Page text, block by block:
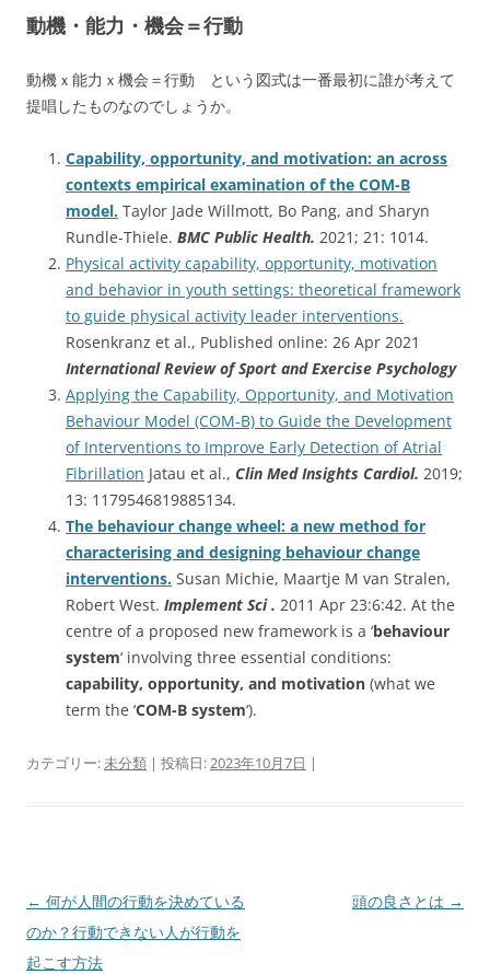
動機・能力・機会＝行動
動機ｘ能力ｘ機会＝行動 という図式は一番最初に誰が考えて
提唱したものなのでしょうか。
Capability, opportunity, and motivation: an across
contexts empirical examination of the COM-B
model. Taylor Jade Willmott, Bo Pang, and Sharyn
Rundle-Thiele. BMC Public Health. 2021; 21: 1014.
Physical activity capability, opportunity, motivation
and behavior in youth settings: theoretical framework
to guide physical activity leader interventions.
Rosenkranz et al., Published online: 26 Apr 2021
International Review of Sport and Exercise Psychology
Applying the Capability, Opportunity, and Motivation
Behaviour Model (COM-B) to Guide the Development
of Interventions to Improve Early Detection of Atrial
Fibrillation Jatau et al., Clin Med Insights Cardiol. 2019;
13: 1179546819885134.
The behaviour change wheel: a new method for
characterising and designing behaviour change
interventions. Susan Michie, Maartje M van Stralen,
Robert West. Implement Sci . 2011 Apr 23:6:42. At the
centre of a proposed new framework is a ‘behaviour
system‘ involving three essential conditions:
capability, opportunity, and motivation (what we
term the ‘COM-B system‘).
カテゴリー:未分類 | 投稿日:2023年10月7日 |
投
稿
ナ
← 何が人間の行動を決めている
のか？行動できない人が行動を
起こす方法
頭の良さとは →